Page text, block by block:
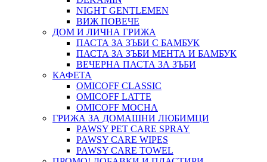
NIGHT GENTLEMEN
ВИЖ ПОВЕЧЕ
ДОМ И ЛИЧНА ГРИЖА
ПАСТА ЗА ЗЪБИ С БАМБУК
ПАСТА ЗА ЗЪБИ МЕНТА И БАМБУК
ВЕЧЕРНА ПАСТА ЗА ЗЪБИ
КАФЕТА
OMICOFF CLASSIC
OMICOFF LATTE
OMICOFF MOCHA
ГРИЖА ЗА ДОМАШНИ ЛЮБИМЦИ
PAWSY PET CARE SPRAY
PAWSY CARE WIPES
PAWSY CARE TOWEL